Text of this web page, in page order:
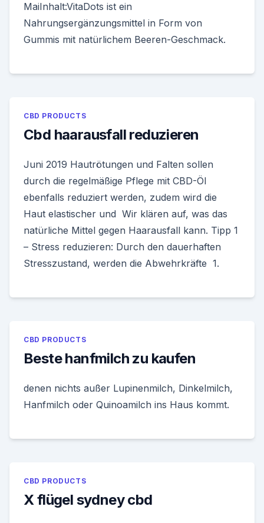
MaiInhalt:VitaDots ist ein
Nahrungsergänzungsmittel in Form von
Gummis mit natürlichem Beeren-Geschmack.
CBD PRODUCTS
Cbd haarausfall reduzieren
Juni 2019 Hautrötungen und Falten sollen
durch die regelmäßige Pflege mit CBD-Öl
ebenfalls reduziert werden, zudem wird die
Haut elastischer und Wir klären auf, was das
natürliche Mittel gegen Haarausfall kann. Tipp 1
– Stress reduzieren: Durch den dauerhaften
Stresszustand, werden die Abwehrkräfte 1.
CBD PRODUCTS
Beste hanfmilch zu kaufen
denen nichts außer Lupinenmilch, Dinkelmilch,
Hanfmilch oder Quinoamilch ins Haus kommt.
CBD PRODUCTS
X flügel sydney cbd